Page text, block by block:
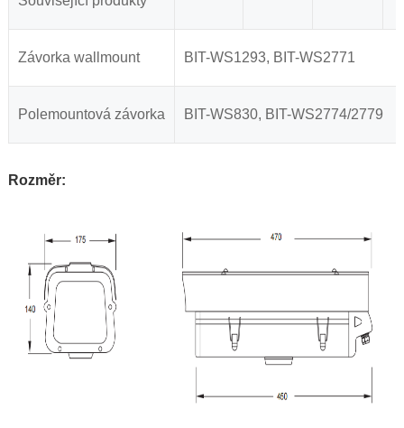
Závorka wallmount BIT-WS1293, BIT-WS2771
Polemountová závorka BIT-WS830, BIT-WS2774/2779
Rozměr: